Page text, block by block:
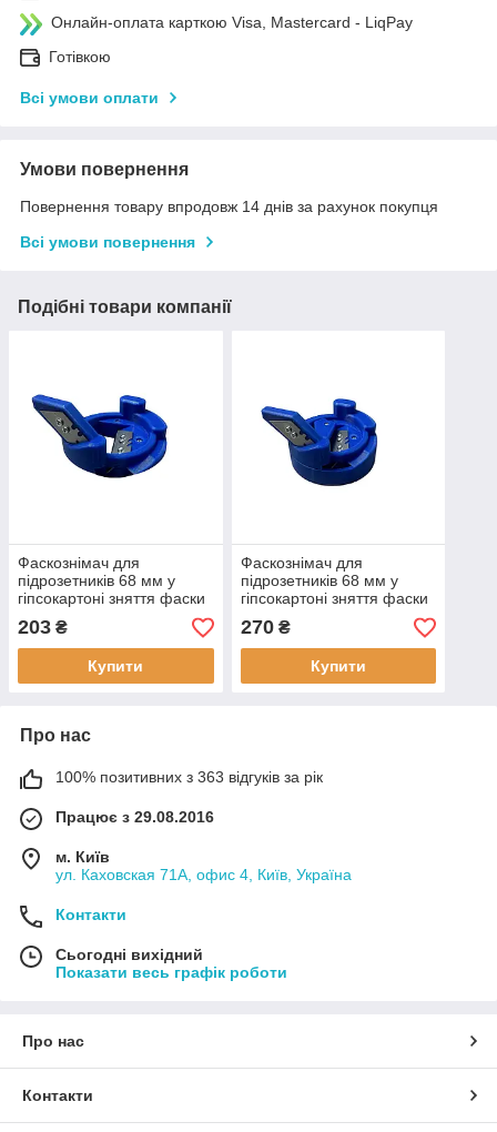
Онлайн-оплата карткою Visa, Mastercard - LiqPay
Готівкою
Всі умови оплати
Умови повернення
Повернення товару впродовж 14 днів за рахунок покупця
Всі умови повернення
Подібні товари компанії
Фаскознімач для
підрозетників 68 мм у
гіпсокартоні зняття фаски
203 ₴
Купити
Фаскознімач для
підрозетників 68 мм у
гіпсокартоні зняття фаски
з чохлом для безпечного
зберігання
270₴
Купити
Про нас
100% позитивних з 363 відгуків за рік
Працює з 29.08.2016
м. Київ
ул. Каховская 71А, офис 4, Київ, Україна
Контакти
Сьогодні вихідний
Показати весь графік роботи
Про нас
Контакти